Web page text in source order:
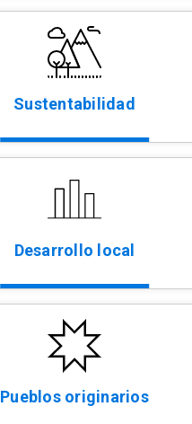
Sustentabilidad
Desarrollo local
Pueblos originarios